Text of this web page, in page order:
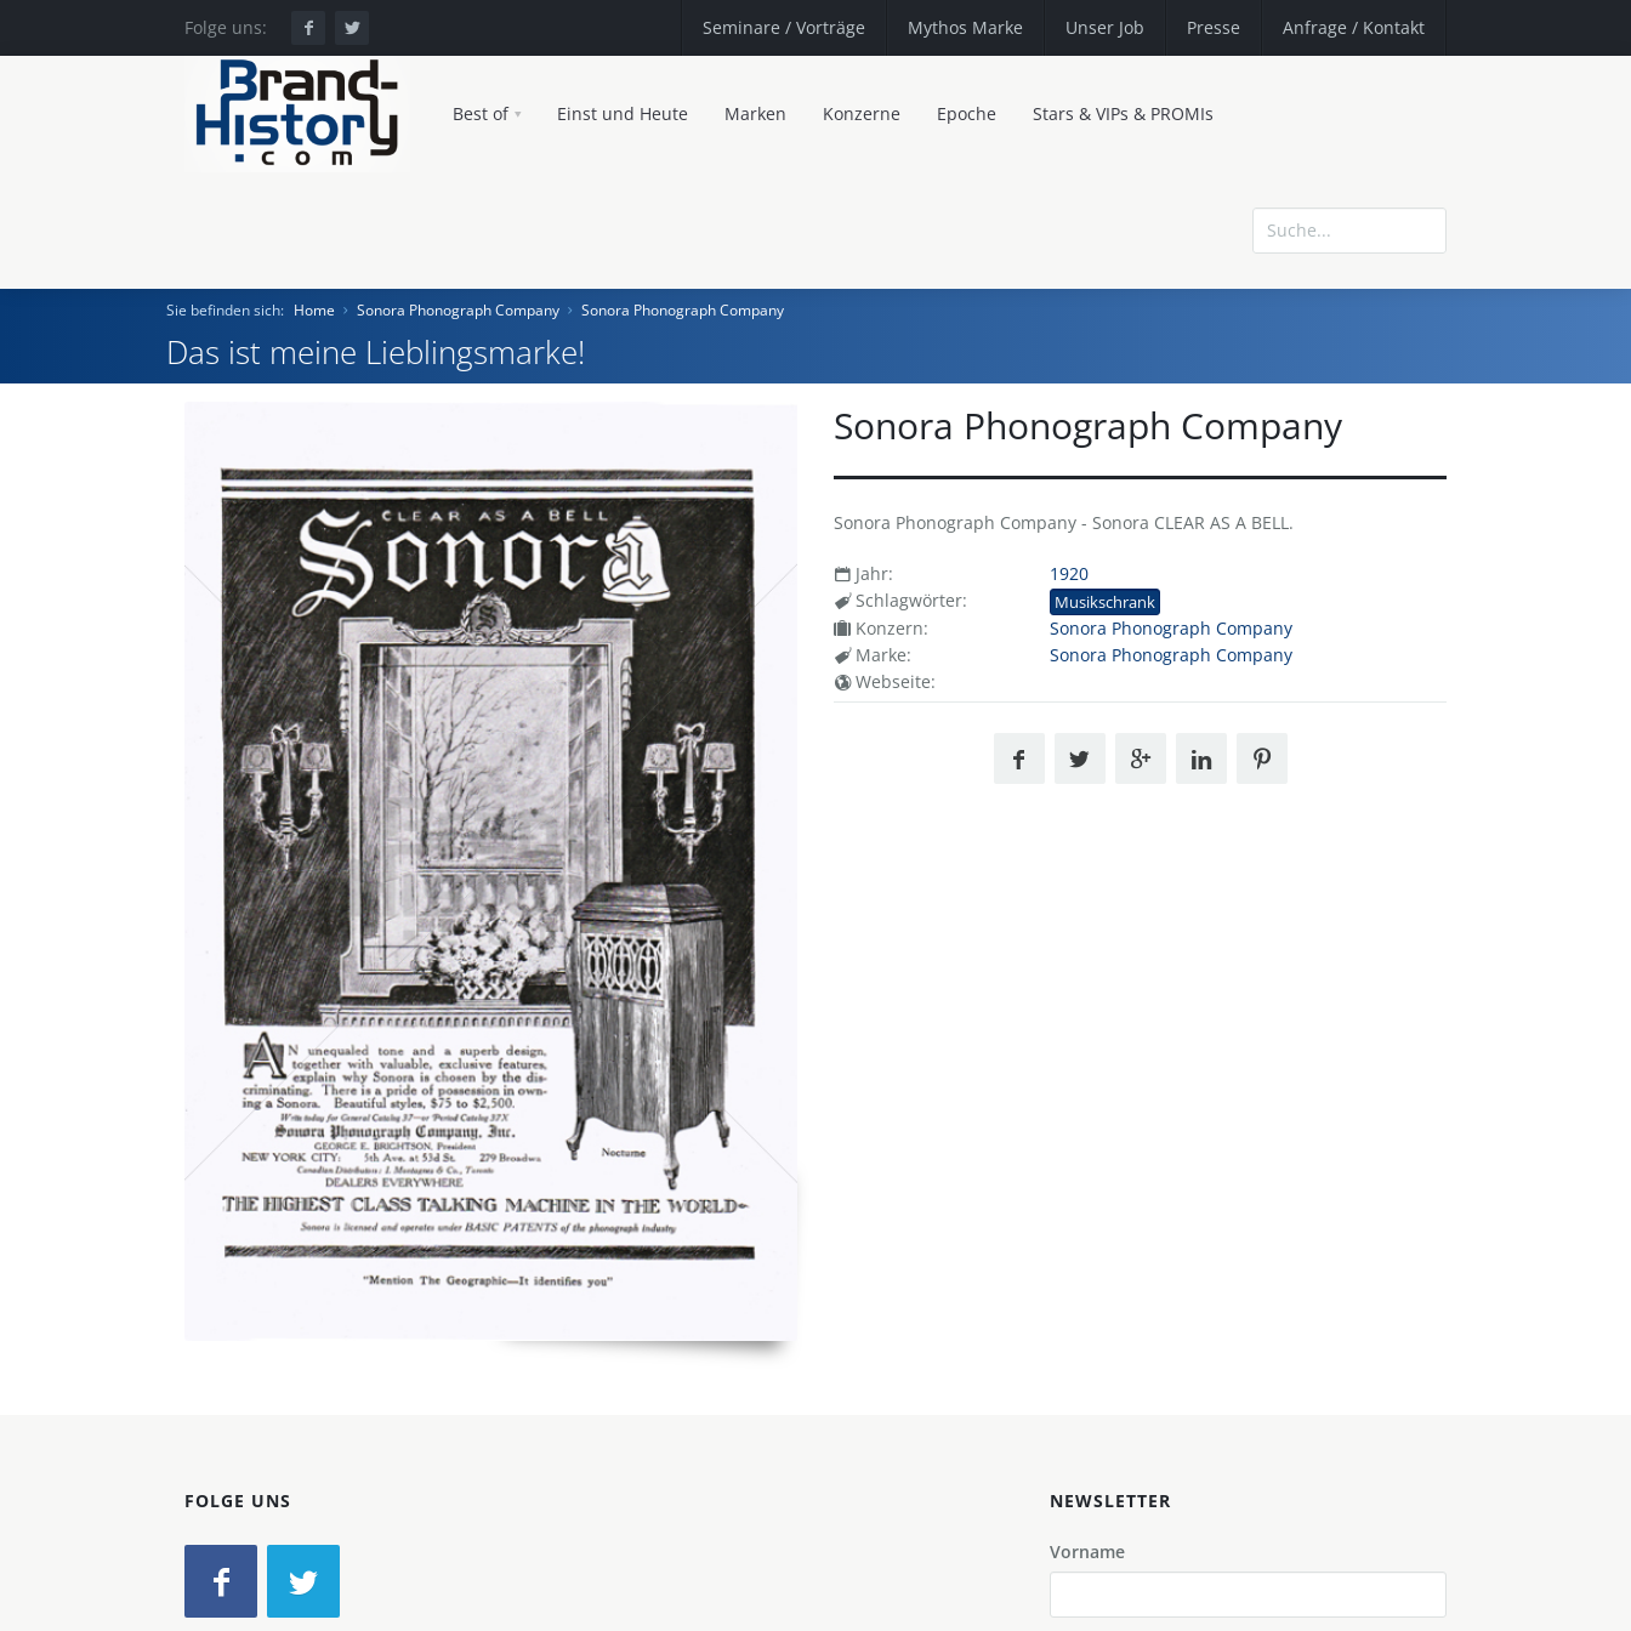
Folge uns: Seminare / Vorträge Mythos Marke Unser Job Presse Anfrage / Kontakt
Best of Einst und Heute Marken Konzerne Epoche Stars & VIPs & PROMIs
Einst und Heute
Marken
Konzerne
Epoche
Sie befinden sich: Home Sonora Phonograph Company Sonora Phonograph Company
Das ist meine Lieblingsmarke!
Sonora Phonograph Company
Sonora Phonograph Company - Sonora CLEAR AS A BELL.
Jahr:
1920
Schlagwörter:
Musikschrank
Konzern:
Sonora Phonograph Company
Marke:
Sonora Phonograph Company
Webseite:
FOLGE UNS NEWSLETTER
Vorname